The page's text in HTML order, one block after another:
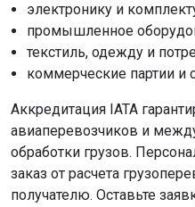
электронику и
промышленное
текстиль, одежду и
коммерческие партии и
Аккредитация IATA
авиаперевозчиков и
обработки грузов.
заказ от расчета
получателю. Оставьте